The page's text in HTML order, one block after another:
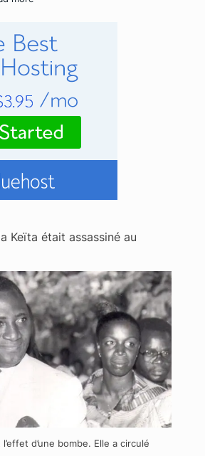
Keïta était assassiné au
d’une bombe. Elle a circulé